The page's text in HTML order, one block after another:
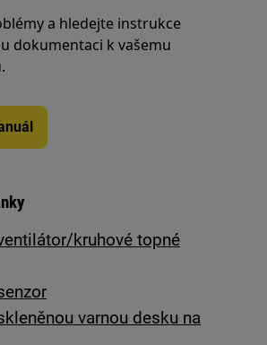
a hledejte instrukce
dokumentaci k vašemu
kruhové topné
varnou desku na